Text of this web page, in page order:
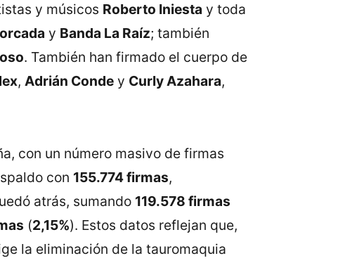
y músicos Roberto Iniesta y toda
y Banda La Raíz; también
. También han firmado el cuerpo de
, Adrián Condey Curly Azahara,
con un número masivo de firmas
con 155.774 firmas,
atrás, sumando 119.578 firmas
(2,15%). Estos datos reflejan que,
la eliminación de la tauromaquia